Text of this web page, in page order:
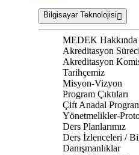
Bilgisayar Teknolojisi
MEDEK Hakkında
Akreditasyon Süreci
Akreditasyon
Tarihçemiz
Misyon-Vizyon
Program Çıktıları
Çift Anadal
Yönetmelikler-
Ders Planlarımız
Ders İzlenceleri /
Danışmanlıklar